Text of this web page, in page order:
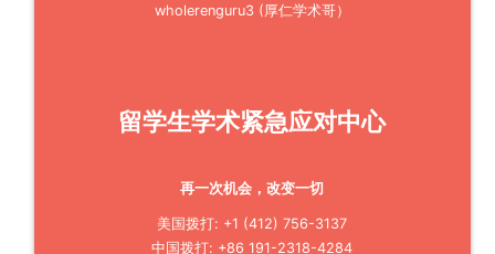
wholerenguru3 (厚仁学术哥）
留学生学术紧急应对中心
再一次机会，改变一切
美国拨打: +1 (412) 756-3137
中国拨打: +86 191-2318-4284